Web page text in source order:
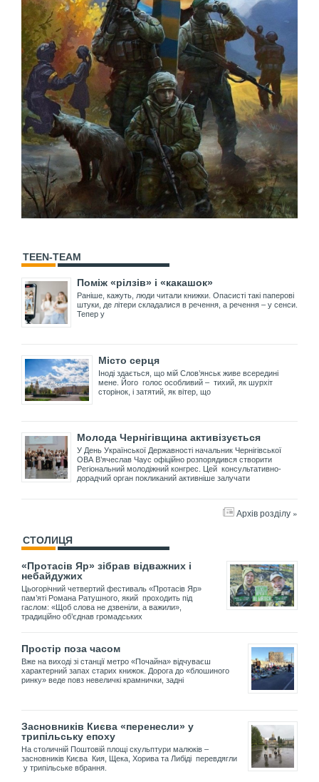
TEEN-TEAM
Поміж «рілзів» і «какашок»
Раніше, кажуть, люди читали книжки. Опасисті такі паперові
штуки, де літери складалися в речення, а речення – у сенси.
Тепер у
Місто серця
Іноді здається, що мій Слов’янськ живе всередині
мене. Його голос особливий – тихий, як шурхіт
сторінок, і затятий, як вітер, що
Молода Чернігівщина активізується
У День Української Державності начальник Чернігівської
ОВА В’ячеслав Чаус офіційно розпорядився створити
Регіональний молодіжний конгрес. Цей консультативно-
дорадчий орган покликаний активніше залучати
Архів розділу »
СТОЛИЦЯ
«Протасів Яр» зібрав відважних і
небайдужих
Цьогорічний четвертий фестиваль «Протасів Яр»
пам’яті Романа Ратушного, який проходить під
гаслом: «Щоб слова не дзвеніли, а важили»,
традиційно об’єднав громадських
Простір поза часом
Вже на виході зі станції метро «Почайна» відчуваєш
характерний запах старих книжок. Дорога до «блошиного
ринку» веде повз невеличкі крамнички, задні
Засновників Києва «перенесли» у
трипільську епоху
На столичній Поштовій площі скульптури малюків –
засновників Києва Кия, Щека, Хорива та Либіді перевдягли
у трипільське вбрання.